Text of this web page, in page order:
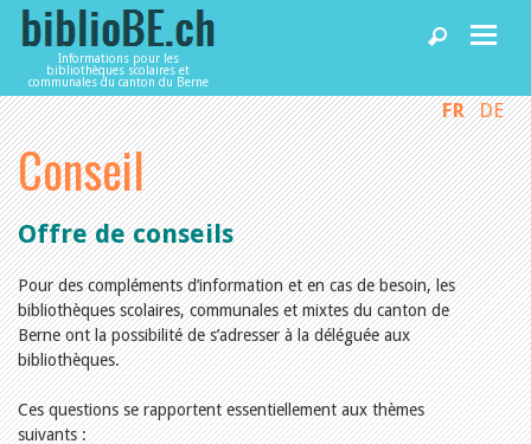
Informations pour les
bibliothèques scolaires et
communales du canton du Berne
Accueil
Articles
Bibliothèques
Agenda
FR DE
Conseil
Offre de conseils
Pour des compléments d’information et en cas de besoin, les
bibliothèques scolaires, communales et mixtes du canton de
Berne ont la possibilité de s’adresser à la déléguée aux
bibliothèques.
Ces questions se rapportent essentiellement aux thèmes
suivants :